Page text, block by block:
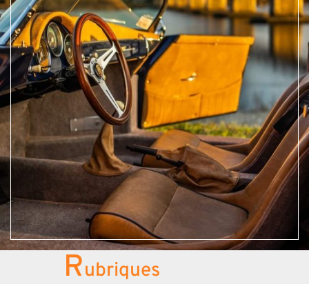
Rubriques